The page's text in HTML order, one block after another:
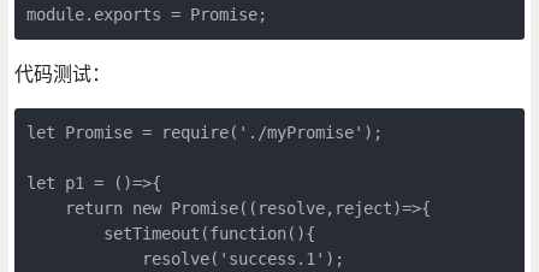
module.exports = Promise;
代码测试：
let Promise = require('./myPromise');
let p1 = ()=>{
    return new Promise((resolve,reject)=>{
        setTimeout(function(){
            resolve('success.1');